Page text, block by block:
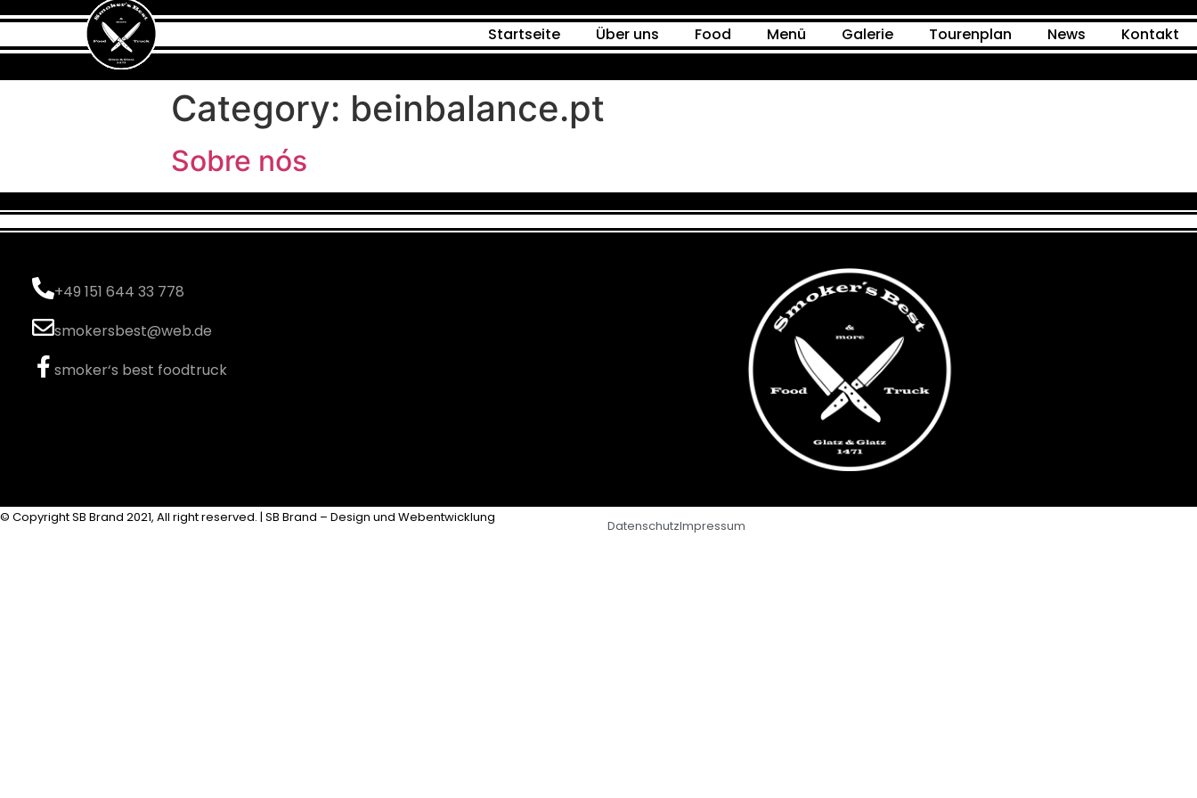
Startseite Über uns Food Menü Galerie Tourenplan News Kontakt
Category: beinbalance.pt
Sobre nós
+49 151 644 33 778
smokersbest@web.de
smoker‘s best foodtruck
© Copyright SB Brand 2021, All right reserved. | SB Brand – Design und Webentwicklung
DatenschutzImpressum